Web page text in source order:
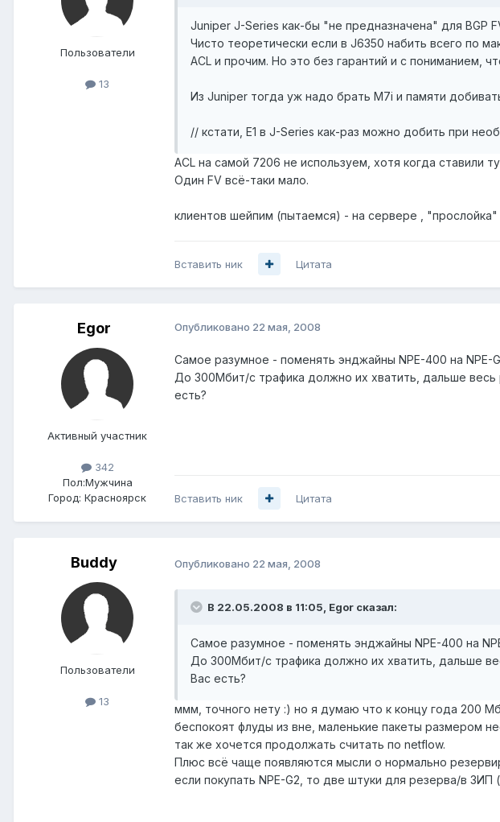
Пользователи
13
Juniper J-Series как-бы "не предназначена" для BGP
Чисто теоретически если в J6350 набить всего по
ACL и прочим. Но это без гарантий и с пониманием,
Из Juniper тогда уж надо брать M7i и памяти
// кстати, E1 в J-Series как-раз можно добить при
ACL на самой 7206 не используем, хотя когда ставили
Один FV всё-таки мало.
клиентов шейпим (пытаемся) - на сервере ,
Вставить ник Цитата
Egor
Активный участник
342
Пол:Мужчина
Город: Красноярск
Опубликовано 22 мая, 2008
Самое разумное - поменять энджайны NPE-400 на NPE-
До 300Мбит/c трафика должно их хватить, дальше весь
есть?
Вставить ник Цитата
Buddy
Пользователи
13
Опубликовано 22 мая, 2008
В 22.05.2008 в 11:05, Egor сказал:
Самое разумное - поменять энджайны NPE-400 на
До 300Мбит/c трафика должно их хватить, дальше
Вас есть?
ммм, точного нету :) но я думаю что к концу года 200
беспокоят флуды из вне, маленькие пакеты размером
так же хочется продолжать считать по netflow.
Плюс всё чаще появляются мысли о нормально
если покупать NPE-G2, то две штуки для резерва/в